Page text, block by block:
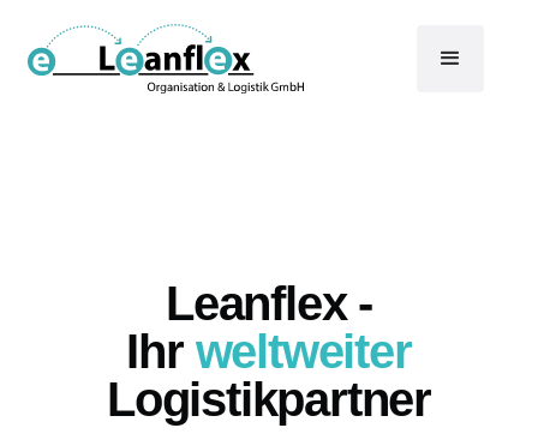
Leanflex -
Ihr weltweiter
Logistikpartner